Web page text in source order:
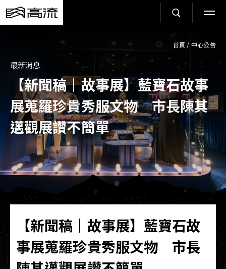
首頁 / 中心公告
最新消息
【新聞稿｜故事展】藍寶石故事
展蒐羅珍貴秀服文物 市長陳其
邁觀展讚不簡單
【新聞稿｜故事展】藍寶石故
事展蒐羅珍貴秀服文物 市長